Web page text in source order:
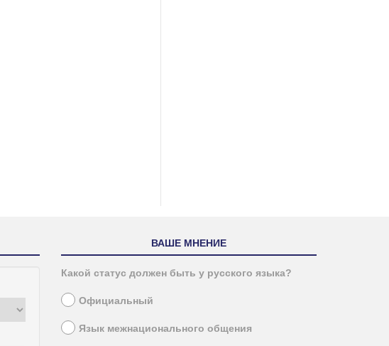
ВАШЕ МНЕНИЕ
Какой статус должен быть у русского языка?
Официальный
Язык межнационального общения